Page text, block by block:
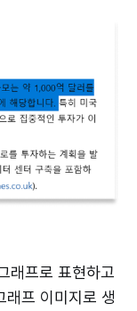
래프로 표현하고
프 이미지로 생